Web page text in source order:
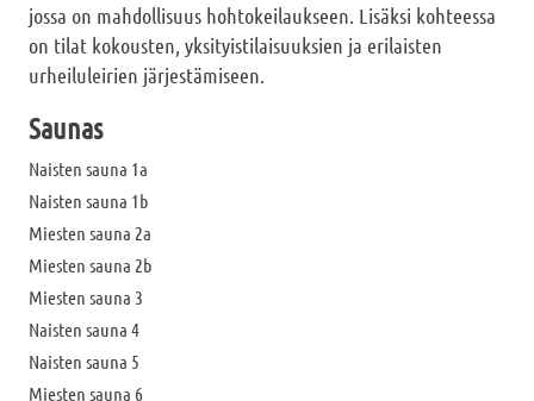
jossa on mahdollisuus hohtokeilaukseen. Lisäksi kohteessa
on tilat kokousten, yksityistilaisuuksien ja erilaisten
urheiluleirien järjestämiseen.
Saunas
Naisten sauna 1a
Naisten sauna 1b
Miesten sauna 2a
Miesten sauna 2b
Miesten sauna 3
Naisten sauna 4
Naisten sauna 5
Miesten sauna 6